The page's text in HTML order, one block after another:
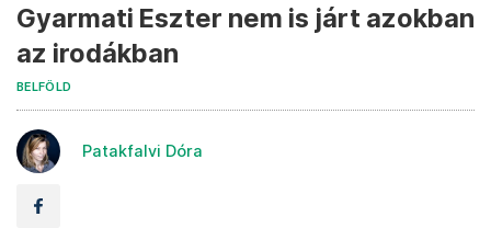
Gyarmati Eszter nem is járt azokban
az irodákban
BELFÖLD
Patakfalvi Dóra